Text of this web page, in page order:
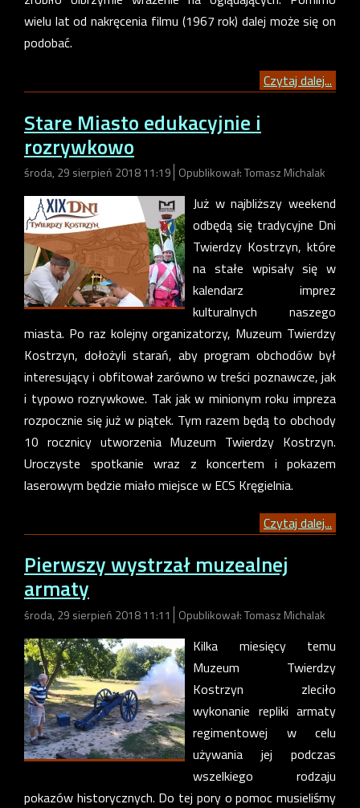
wielu lat od nakręcenia filmu (1967 rok) dalej może się on
podobać.
Czytaj dalej...
Stare Miasto edukacyjnie i
rozrywkowo
środa, 29 sierpień 2018 11:19 Opublikował: Tomasz Michalak
Już w najbliższy weekend
odbędą się tradycyjne Dni
Twierdzy Kostrzyn, które
na stałe wpisały się w
kalendarz imprez
kulturalnych naszego
miasta. Po raz kolejny organizatorzy, Muzeum Twierdzy
Kostrzyn, dołożyli starań, aby program obchodów był
interesujący i obfitował zarówno w treści poznawcze, jak
i typowo rozrywkowe. Tak jak w minionym roku impreza
rozpocznie się już w piątek. Tym razem będą to obchody
10 rocznicy utworzenia Muzeum Twierdzy Kostrzyn.
Uroczyste spotkanie wraz z koncertem i pokazem
laserowym będzie miało miejsce w ECS Kręgielnia.
Czytaj dalej...
Pierwszy wystrzał muzealnej
armaty
środa, 29 sierpień 2018 11:11 Opublikował: Tomasz Michalak
Kilka miesięcy temu
Muzeum Twierdzy
Kostrzyn zleciło
wykonanie repliki armaty
regimentowej w celu
używania jej podczas
wszelkiego rodzaju
pokazów historycznych. Do tej pory o pomoc musieliśmy